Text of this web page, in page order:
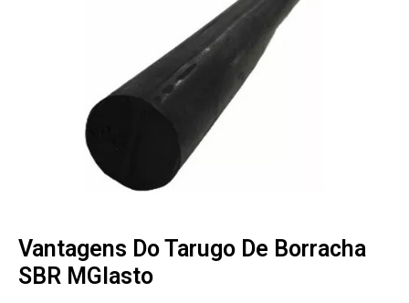
Vantagens Do Tarugo De Borracha
SBR MGlasto